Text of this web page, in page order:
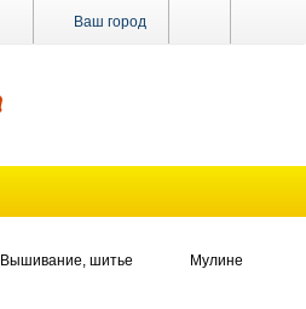
Ваш город
Вышивание, шитье Мулине